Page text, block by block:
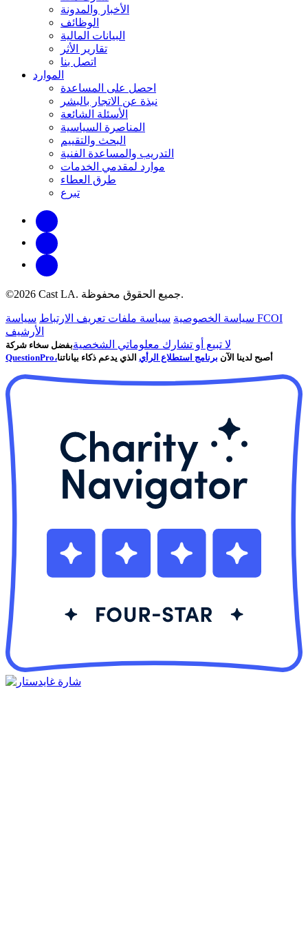
الأخبار والمدونة
الوظائف
البيانات المالية
تقارير الأثر
اتصل بنا
الموارد
احصل على المساعدة
نبذة عن الاتجار بالبشر
الأسئلة الشائعة
المناصرة السياسية
البحث والتقييم
التدريب والمساعدة الفنية
موارد لمقدمي الخدمات
طرق العطاء
تبرع
©2026 Cast LA. جميع الحقوق محفوظة.
سياسة الخصوصية سياسة ملفات تعريف الارتباط
سياسة FCOI
الأرشيف
لا تبيع أو تشارك معلوماتي الشخصيةبفضل سخاء شركة
QuestionPro،
أصبح لدينا الآن برنامج استطلاع الرأي الذي يدعم ذكاء بياناتنا